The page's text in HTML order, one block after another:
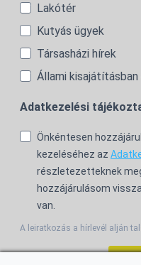
Lakótér
Kutyás ügyek
Társasházi hírek
Állami
Adatkezelési
Önkéntesen
kezeléséhez az
részletezetteknek
hozzájárulásom
van.
A leiratkozás a hírlevél alján